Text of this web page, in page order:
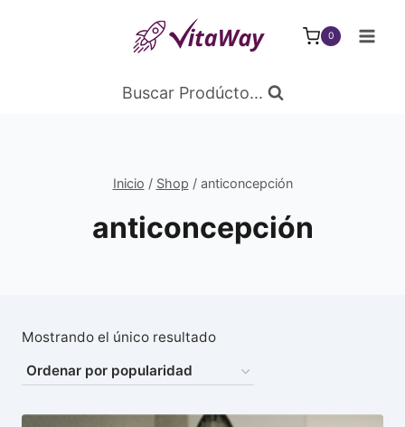
0
Buscar Prodúcto...
Inicio / Shop / anticoncepción
anticoncepción
Mostrando el único resultado